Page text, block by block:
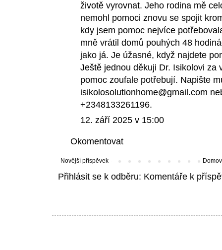
životě vyrovnat. Jeho rodina mě
nemohl pomoci znovu se spojit
kdy jsem pomoc nejvíce
mně vrátil domů pouhých 48
jako já. Je úžasné, když najdete
Ještě jednou děkuji Dr. Isikolovi za
pomoc zoufale potřebují. Napište
isikolosolutionhome@gmail.com
+2348133261196.
12. září 2025 v 15:00
Okomentovat
Novější příspěvek
Přihlásit se k odběru: Komentáře k